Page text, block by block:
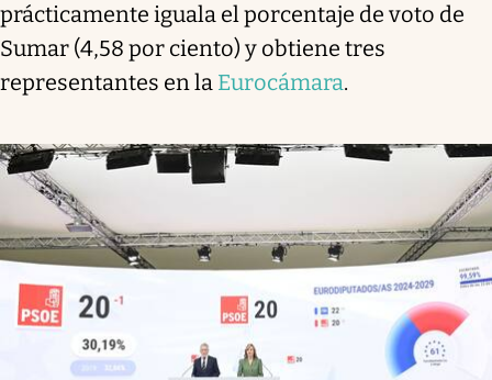
prácticamente iguala el porcentaje de voto de
Sumar (4,58 por ciento) y obtiene tres
representantes en la Eurocámara.